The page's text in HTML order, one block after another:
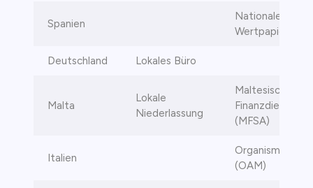
Spanien
Nationale
Deutschland Lokales Büro
Malta
Lokale
Niederlassung
Maltesische
(MFSA)
Italien
Organismo
(OAM)